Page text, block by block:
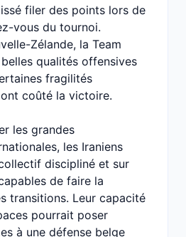
filer des points lors de
vous du tournoi.
Zélande, la Team
qualités offensives
fragilités
coûté la victoire.
les grandes
les Iraniens
discipliné et sur
de faire la
transitions. Leur capacité
pourrait poser
à une défense belge